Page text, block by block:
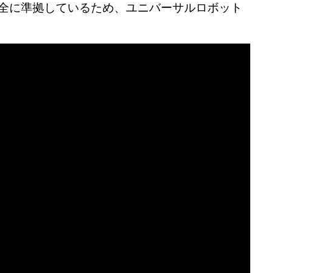
に準拠しているため、ユニバーサルロボット